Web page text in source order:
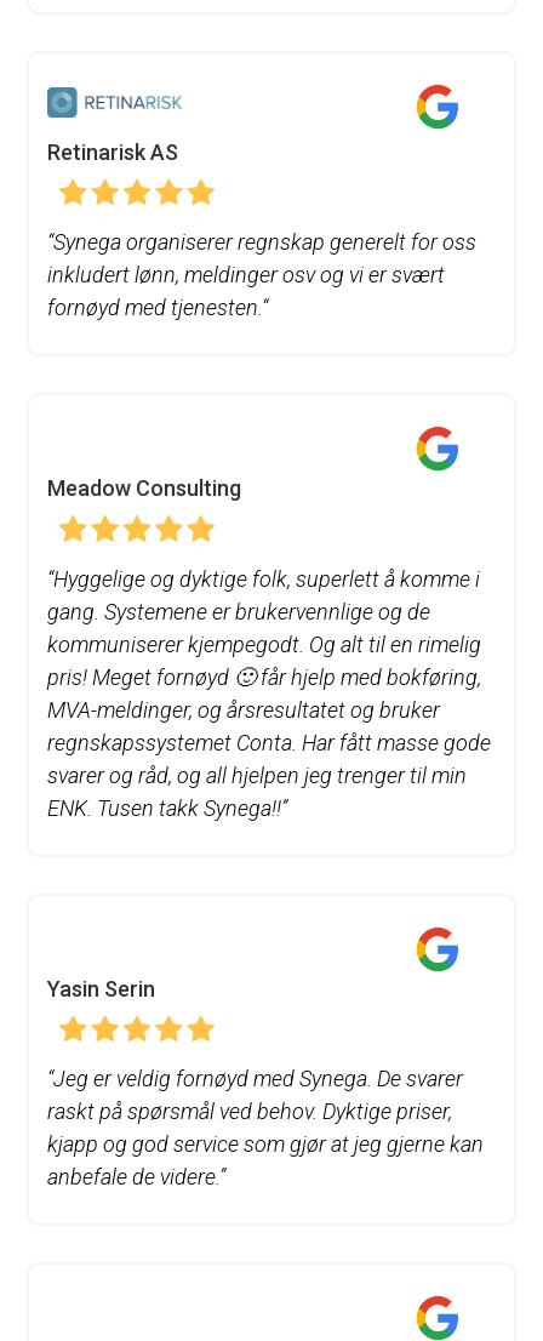
Retinarisk AS
“Synega organiserer regnskap generelt for oss
inkludert lønn, meldinger osv og vi er svært
fornøyd med tjenesten.“
Meadow Consulting
“Hyggelige og dyktige folk, superlett å komme i
gang. Systemene er brukervennlige og de
kommuniserer kjempegodt. Og alt til en rimelig
pris! Meget fornøyd 🙂 får hjelp med bokføring,
MVA-meldinger, og årsresultatet og bruker
regnskapssystemet Conta. Har fått masse gode
svarer og råd, og all hjelpen jeg trenger til min
ENK. Tusen takk Synega!!”
Yasin Serin
“Jeg er veldig fornøyd med Synega. De svarer
raskt på spørsmål ved behov. Dyktige priser,
kjapp og god service som gjør at jeg gjerne kan
anbefale de videre.”